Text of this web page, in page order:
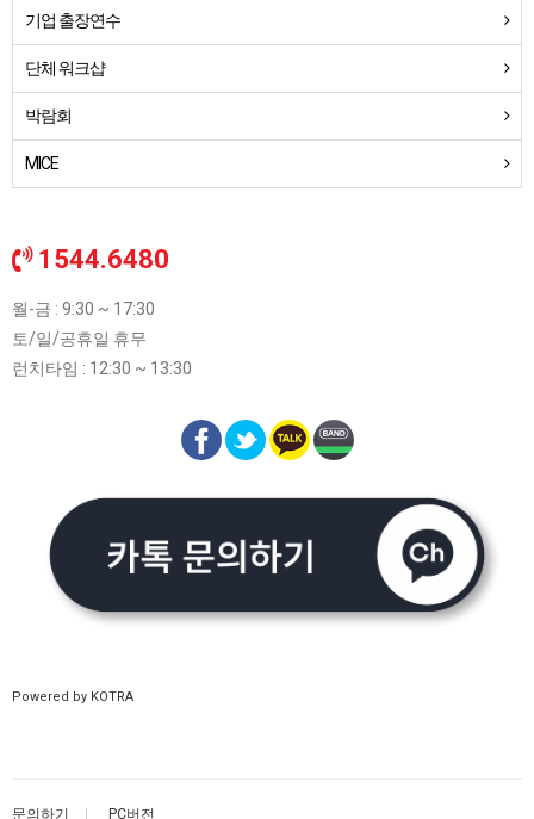
기업 출장연수
단체 워크샵
박람회
MICE
1544.6480
월-금 : 9:30 ~ 17:30
토/일/공휴일 휴무
런치타임 : 12:30 ~ 13:30
Powered by KOTRA
문의하기 PC버전